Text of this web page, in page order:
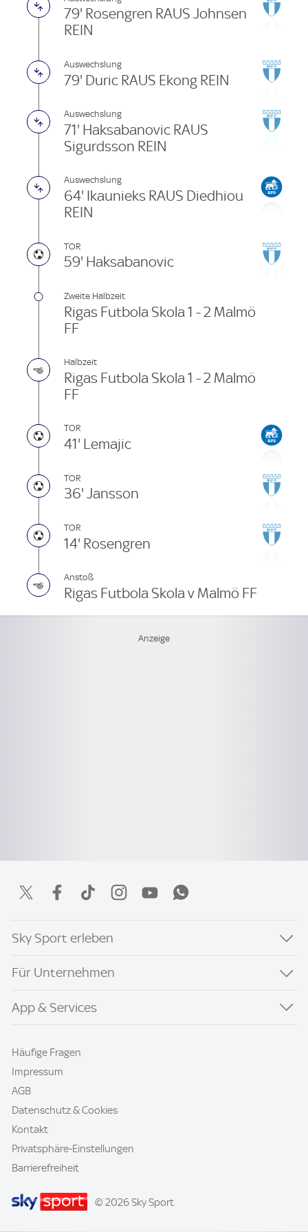
79' Rosengren RAUS Johnsen
REIN
Auswechslung
79' Duric RAUS Ekong REIN
Auswechslung
71' Haksabanovic RAUS
Sigurdsson REIN
Auswechslung
64' Ikaunieks RAUS Diedhiou
REIN
TOR
59' Haksabanovic
Zweite Halbzeit
Rigas Futbola Skola 1 - 2 Malmö
FF
Halbzeit
Rigas Futbola Skola 1 - 2 Malmö
FF
TOR
41' Lemajic
TOR
36' Jansson
TOR
14' Rosengren
Anstoß
Rigas Futbola Skola v Malmö FF
Sky Sport erleben
Für Unternehmen
App & Services
Häufige Fragen
Impressum
AGB
Datenschutz & Cookies
Kontakt
Privatsphäre-Einstellungen
Barrierefreiheit
© 2026 Sky Sport